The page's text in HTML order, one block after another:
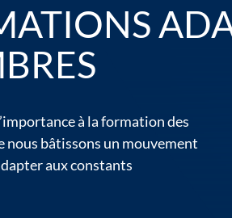
à la formation des
nous bâtissons un mouvement
aux constants